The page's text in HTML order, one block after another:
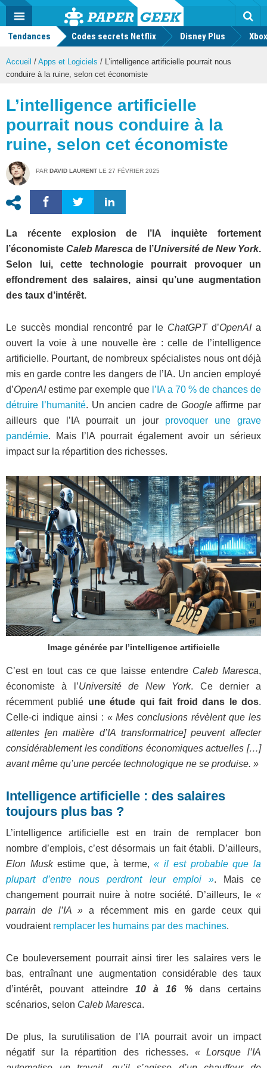
Actu
geek
MENU
Tendances Codes secrets Netflix Disney Plus
Accueil / Apps et Logiciels / L’intelligence artificielle pourrait nous
conduire à la ruine, selon cet économiste
L’intelligence artificielle
pourrait nous conduire à la
ruine, selon cet économiste
PAR DAVID LAURENT LE 27 FÉVRIER 2025
La récente explosion de l’IA inquiète fortement
l’économiste Caleb Maresca de l’Université de New York.
Selon lui, cette technologie pourrait provoquer un
effondrement des salaires, ainsi qu’une augmentation
des taux d’intérêt.
Le succès mondial rencontré par le ChatGPTd’OpenAIa
ouvert la voie à une nouvelle ère : celle de l’intelligence
artificielle. Pourtant, de nombreux spécialistes nous ont déjà
mis en garde contre les dangers de l’IA. Un ancien employé
d’OpenAIestime par exemple que l’IA a 70 % de chances de
détruire l’humanité. Un ancien cadre de Googleaffirme par
ailleurs que l’IA pourrait un jour provoquer une grave
pandémie. Mais l’IA pourrait également avoir un sérieux
impact sur la répartition des richesses.
Image générée par l’intelligence artificielle
C’est en tout cas ce que laisse entendre Caleb Maresca,
économiste à l’Université de New York. Ce dernier a
récemment publié une étude qui fait froid dans le dos.
Celle-ci indique ainsi : « Mes conclusions révèlent que les
attentes [en matière d’IA transformatrice] peuvent affecter
considérablement les conditions économiques actuelles […]
avant même qu’une percée technologique ne se produise. »
Intelligence artificielle : des salaires
toujours plus bas ?
L’intelligence artificielle est en train de remplacer bon
nombre d’emplois, c’est désormais un fait établi. D’ailleurs,
Elon Muskestime que, à terme,« il est probable que la
plupart d’entre nous perdront leur emploi ». Mais ce
changement pourrait nuire à notre société. D’ailleurs, le «
parrain de l’IA » a récemment mis en garde ceux qui
voudraient remplacer les humains par des machines.
Ce bouleversement pourrait ainsi tirer les salaires vers le
bas, entraînant une augmentation considérable des taux
d’intérêt, pouvant atteindre 10 à 16 %dans certains
scénarios, selon Caleb Maresca.
De plus, la surutilisation de l’IA pourrait avoir un impact
négatif sur la répartition des richesses. « Lorsque l’IA
Mode
FacebookTwitter Youtube